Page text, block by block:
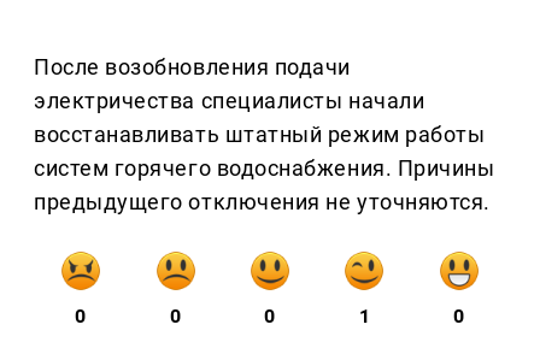
После возобновления подачи
электричества специалисты начали
восстанавливать штатный режим работы
систем горячего водоснабжения. Причины
предыдущего отключения не уточняются.
0 0 0 1 0